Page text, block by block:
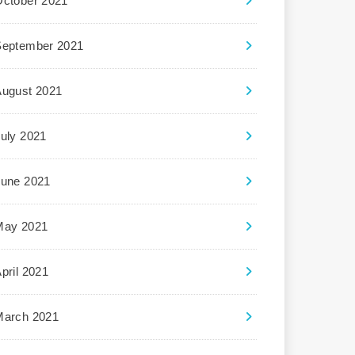
2021
2021
2021
2021
2021
2021
2021